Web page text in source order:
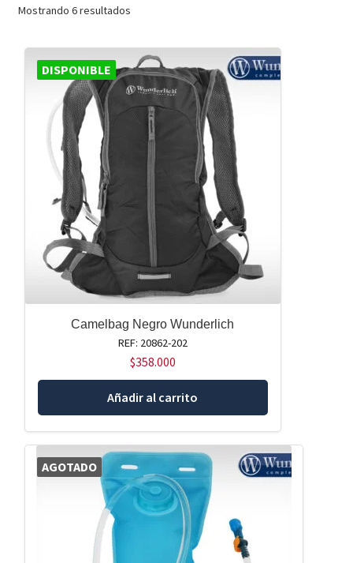
Mostrando 6 resultados
DISPONIBLE
Camelbag Negro Wunderlich
REF: 20862-202
$358.000
Añadir al carrito
AGOTADO